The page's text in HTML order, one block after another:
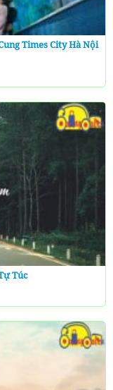
Times City Hà Nội
Túc